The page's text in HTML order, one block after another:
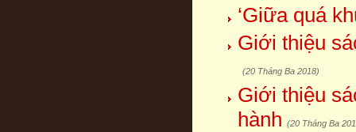
‘Giữa quá
Giới thiệu
(20 Tháng Ba 2018)
Giới thiệu
hành (20 Tháng Ba